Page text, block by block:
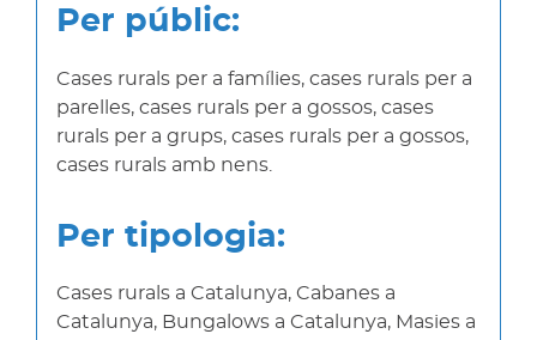
Per públic:
Cases rurals per a famílies, cases rurals per a
parelles, cases rurals per a gossos, cases
rurals per a grups, cases rurals per a gossos,
cases rurals amb nens.
Per tipologia:
Cases rurals a Catalunya, Cabanes a
Catalunya, Bungalows a Catalunya, Masies a